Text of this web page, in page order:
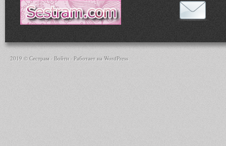
2019 © Сестрам · Войти · Работает на WordPress